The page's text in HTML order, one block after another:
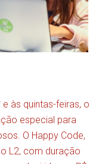
às quintas-feiras, o
especial para
O Happy Code,
L2, com duração